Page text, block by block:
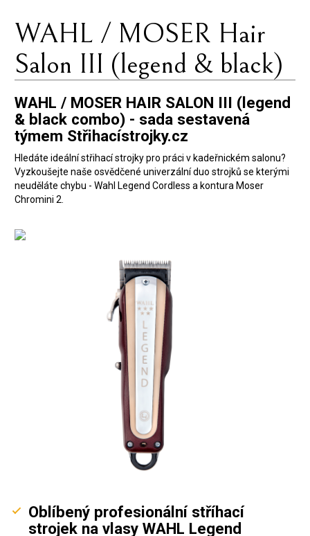
WAHL / MOSER Hair
Salon III (legend & black)
WAHL / MOSER HAIR SALON III (legend
& black combo) - sada sestavená
týmem Střihacístrojky.cz
Hledáte ideální střihací strojky pro práci v kadeřnickém salonu?
Vyzkoušejte naše osvědčené univerzální duo strojků se kterými
neuděláte chybu - Wahl Legend Cordless a kontura Moser
Chromini 2.
Oblíbený profesionální stříhací
strojek na vlasy WAHL Legend